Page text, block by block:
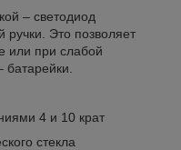
– светодиод
Это позволяет
или при слабой
4 и 10 крат
стекла